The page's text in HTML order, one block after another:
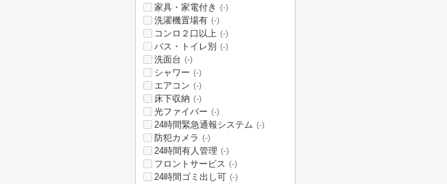
家具・家電付き (-)
洗濯機置場有 (-)
コンロ２口以上 (-)
バス・トイレ別 (-)
洗面台 (-)
シャワー (-)
エアコン (-)
床下収納 (-)
光ファイバー (-)
24時間緊急通報システム (-)
防犯カメラ (-)
24時間有人管理 (-)
フロントサービス (-)
24時間ゴミ出し可 (-)